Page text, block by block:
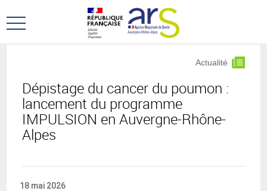
au
menu
au
contenu
Ouvrir
Dépistage du cancer du poumon :
lancement du programme
IMPULSION en Auvergne-Rhône-
Alpes
Actualité
18 mai 2026